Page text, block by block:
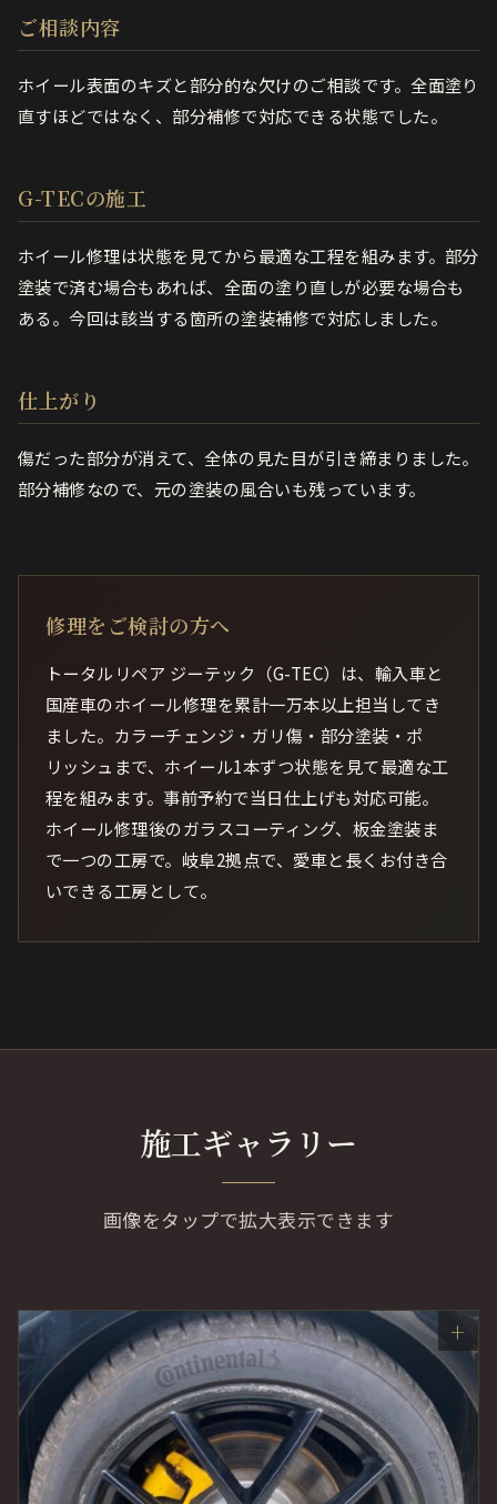
ご相談内容
ホイール表面のキズと部分的な欠けのご相談です。全面塗り
直すほどではなく、部分補修で対応できる状態でした。
G-TECの施工
ホイール修理は状態を見てから最適な工程を組みます。部分
塗装で済む場合もあれば、全面の塗り直しが必要な場合も
ある。今回は該当する箇所の塗装補修で対応しました。
仕上がり
傷だった部分が消えて、全体の見た目が引き締まりました。
部分補修なので、元の塗装の風合いも残っています。
修理をご検討の方へ
トータルリペア ジーテック（G-TEC）は、輸入車と
国産車のホイール修理を累計一万本以上担当してき
ました。カラーチェンジ・ガリ傷・部分塗装・ポ
リッシュまで、ホイール1本ずつ状態を見て最適な工
程を組みます。事前予約で当日仕上げも対応可能。
ホイール修理後のガラスコーティング、板金塗装ま
で一つの工房で。岐阜2拠点で、愛車と長くお付き合
いできる工房として。
施工ギャラリー
画像をタップで拡大表示できます